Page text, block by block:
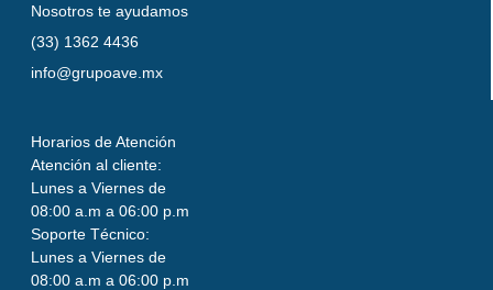
Nosotros te ayudamos
(33) 1362 4436
info@grupoave.mx
Horarios de Atención
Atención al cliente:
Lunes a Viernes de
08:00 a.m a 06:00 p.m
Soporte Técnico:
Lunes a Viernes de
08:00 a.m a 06:00 p.m